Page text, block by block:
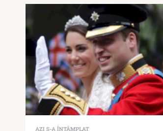
AZI S-A ÎNTÂMPLAT